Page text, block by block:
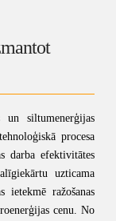
siltumenerģijas
procesa
darba efektivitātes
uzticama
ietekmē ražošanas
cenu. No